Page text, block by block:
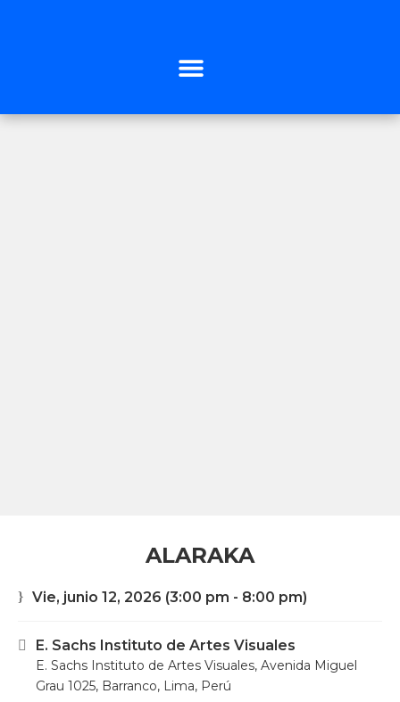
ALARAKA
Vie, junio 12, 2026 (3:00 pm - 8:00 pm)
E. Sachs Instituto de Artes Visuales
E. Sachs Instituto de Artes Visuales, Avenida Miguel
Grau 1025, Barranco, Lima, Perú